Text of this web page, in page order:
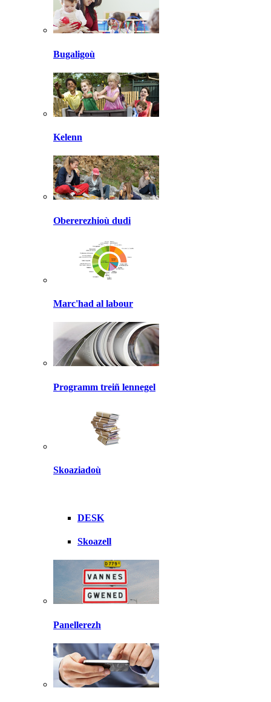
Bugaligoù
Kelenn
Obererezhioù dudi
Marc'had al labour
Programm treiñ lennegel
Skoaziadoù
DESK
Skoazell
Panellerezh